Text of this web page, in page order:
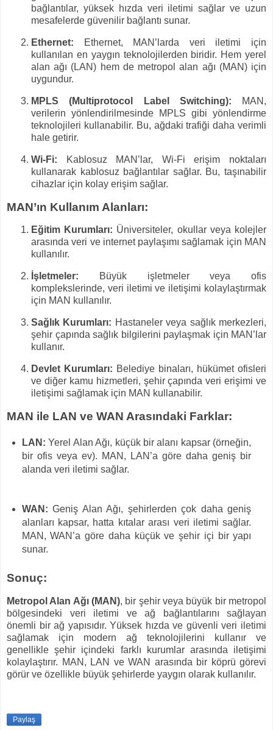
bağlantılar, yüksek hızda veri iletimi sağlar ve uzun
mesafelerde güvenilir bağlantı sunar.
Ethernet: Ethernet, MAN’larda veri iletimi için
kullanılan en yaygın teknolojilerden biridir. Hem yerel
alan ağı (LAN) hem de metropol alan ağı (MAN) için
uygundur.
MPLS (Multiprotocol Label Switching): MAN,
verilerin yönlendirilmesinde MPLS gibi yönlendirme
teknolojileri kullanabilir. Bu, ağdaki trafiği daha verimli
hale getirir.
Wi-Fi: Kablosuz MAN’lar, Wi-Fi erişim noktaları
kullanarak kablosuz bağlantılar sağlar. Bu, taşınabilir
cihazlar için kolay erişim sağlar.
MAN’ın Kullanım Alanları:
Eğitim Kurumları: Üniversiteler, okullar veya kolejler
arasında veri ve internet paylaşımı sağlamak için MAN
kullanılır.
İşletmeler: Büyük işletmeler veya ofis
komplekslerinde, veri iletimi ve iletişimi kolaylaştırmak
için MAN kullanılır.
Sağlık Kurumları: Hastaneler veya sağlık merkezleri,
şehir çapında sağlık bilgilerini paylaşmak için MAN’lar
kullanır.
Devlet Kurumları: Belediye binaları, hükümet ofisleri
ve diğer kamu hizmetleri, şehir çapında veri erişimi ve
iletişimi sağlamak için MAN kullanabilir.
MAN ile LAN ve WAN Arasındaki Farklar:
LAN: Yerel Alan Ağı, küçük bir alanı kapsar (örneğin,
bir ofis veya ev). MAN, LAN’a göre daha geniş bir
alanda veri iletimi sağlar.
WAN: Geniş Alan Ağı, şehirlerden çok daha geniş
alanları kapsar, hatta kıtalar arası veri iletimi sağlar.
MAN, WAN’a göre daha küçük ve şehir içi bir yapı
sunar.
Sonuç:
Metropol Alan Ağı (MAN), bir şehir veya büyük bir metropol
bölgesindeki veri iletimi ve ağ bağlantılarını sağlayan
önemli bir ağ yapısıdır. Yüksek hızda ve güvenli veri iletimi
sağlamak için modern ağ teknolojilerini kullanır ve
genellikle şehir içindeki farklı kurumlar arasında iletişimi
kolaylaştırır. MAN, LAN ve WAN arasında bir köprü görevi
görür ve özellikle büyük şehirlerde yaygın olarak kullanılır.
Paylaş